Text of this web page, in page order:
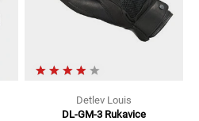
Detlev Louis
DL-GM-3 Rukavice